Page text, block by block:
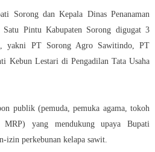
Sorong dan Kepala Dinas Penanaman
Satu Pintu Kabupaten Sorong digugat 3
yakni PT Sorong Agro Sawitindo, PT
Kebun Lestari di Pengadilan Tata Usaha
publik (pemuda, pemuka agama, tokoh
yang mendukung upaya Bupati
izin perkebunan kelapa sawit.